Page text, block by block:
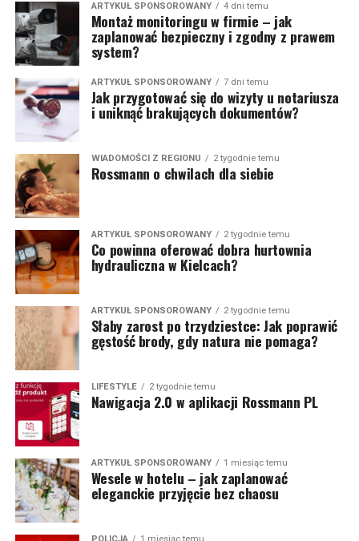
ARTYKUŁ SPONSOROWANY 4 dni temu
Montaż monitoringu w firmie – jak
zaplanować bezpieczny i zgodny z prawem
system?
ARTYKUŁ SPONSOROWANY 7 dni temu
Jak przygotować się do wizyty u notariusza
i uniknąć brakujących dokumentów?
WIADOMOŚCI Z REGIONU 2 tygodnie temu
Rossmann o chwilach dla siebie
ARTYKUŁ SPONSOROWANY 2 tygodnie temu
Co powinna oferować dobra hurtownia
hydrauliczna w Kielcach?
ARTYKUŁ SPONSOROWANY 2 tygodnie temu
Słaby zarost po trzydziestce: Jak poprawić
gęstość brody, gdy natura nie pomaga?
LIFESTYLE 2 tygodnie temu
Nawigacja 2.0 w aplikacji Rossmann PL
ARTYKUŁ SPONSOROWANY 1 miesiąc temu
Wesele w hotelu – jak zaplanować
eleganckie przyjęcie bez chaosu